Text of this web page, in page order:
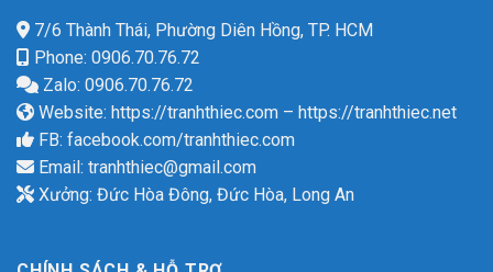
7/6 Thành Thái, Phường Diên Hồng, TP. HCM
Phone: 0906.70.76.72
Zalo: 0906.70.76.72
Website: https://tranhthiec.com – https://tranhthiec.net
FB: facebook.com/tranhthiec.com
Email: tranhthiec@gmail.com
Xưởng: Đức Hòa Đông, Đức Hòa, Long An